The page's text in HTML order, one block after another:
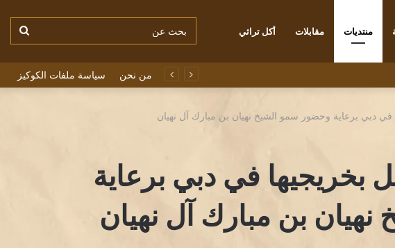
منتديات مقابلات أكل تراثي بحث
من نحن سياسة ملفات الكوكيز
في دبي برعاية وحضور سمو الشيخ نهيان بن مبارك آل نهيان
بخريجيها في دبي برعاية
بن مبارك آل نهيان